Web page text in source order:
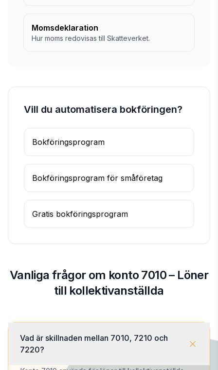
Momsdeklaration
Hur moms redovisas till Skatteverket.
Vill du automatisera bokföringen?
Bokföringsprogram
Bokföringsprogram för småföretag
Gratis bokföringsprogram
Vanliga frågor om konto 7010 – Löner
till kollektivanställda
Vad är skillnaden mellan 7010, 7210 och
7220?